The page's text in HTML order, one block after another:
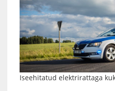
Iseehitatud elektrirattaga